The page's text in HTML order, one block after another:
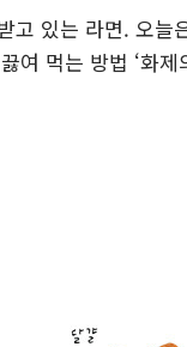
있는 라면. 오늘
여 먹는 방법 ‘화